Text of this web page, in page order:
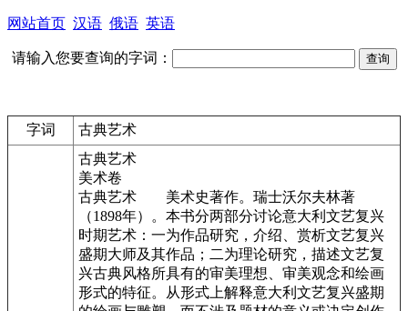
网站首页 汉语 俄语 英语
请输入您要查询的字词：
字词 古典艺术
古典艺术
美术卷
古典艺术 美术史著作。瑞士沃尔夫林著
（1898年）。本书分两部分讨论意大利文艺复兴
时期艺术：一为作品研究，介绍、赏析文艺复兴
盛期大师及其作品；二为理论研究，描述文艺复
兴古典风格所具有的审美理想、审美观念和绘画
形式的特征。从形式上解释意大利文艺复兴盛期